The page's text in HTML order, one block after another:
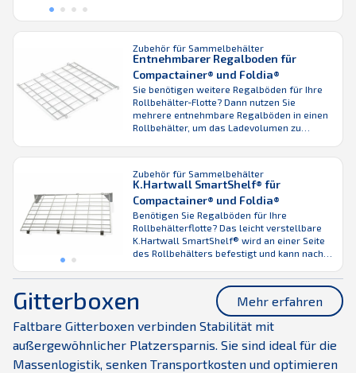
und unterstützt damit besonders zügige
Arbeitsabläufe im Einzelhandel, im E-
Commerce sowie ...
Zubehör für Sammelbehälter
Entnehmbarer Regalboden für
Compactainer® und Foldia®
Sie benötigen weitere Regalböden für Ihre
Rollbehälter-Flotte? Dann nutzen Sie
mehrere entnehmbare Regalböden in einen
Rollbehälter, um das Ladevolumen zu
Zubehör für Sammelbehälter
K.Hartwall SmartShelf® für
Compactainer® und Foldia®
Benötigen Sie Regalböden für Ihre
Rollbehälterflotte? Das leicht verstellbare
K.Hartwall SmartShelf® wird an einer Seite
des Rollbehälters befestigt und kann nach
verschiedene Packstücksorten und -größen
aufzunehmen. Es lässt sich einfach am
Rollbehälter befestigen und kann dank des
Anschlagpuffers nicht mehr entfernt oder
gestohlen werden. Das K.Hartwall
SmartShelf® ist für verschieden ...
Gitterboxen
Mehr erfahren
Faltbare Gitterboxen verbinden Stabilität mit
außergewöhnlicher Platzersparnis. Sie sind ideal für die
Massenlogistik, senken Transportkosten und optimieren